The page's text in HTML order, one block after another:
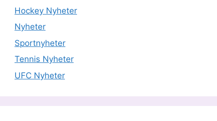
Hockey Nyheter
Nyheter
Sportnyheter
Tennis Nyheter
UFC Nyheter